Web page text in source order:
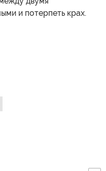
и потерпеть крах.